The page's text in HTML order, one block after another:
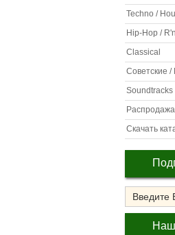
Techno /
Hip-Hop /
Classical
Советские /
Soundtracks
Распродажа
Скачать